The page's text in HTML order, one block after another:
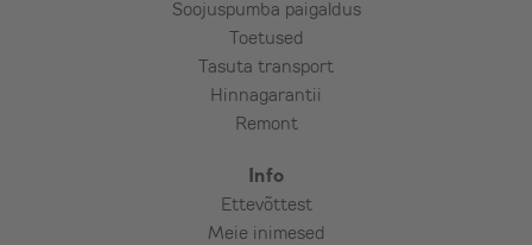
(kokkuleppel),
Lisamaterjalide vajaduse ja kulu selgitab
välja paigaldaja koostöös tellijaga. Reeglina
Soojuspumba paigaldus
Toetused
Tasuta transport
Hinnagarantii
Remont
Info
Ettevõttest
Meie inimesed